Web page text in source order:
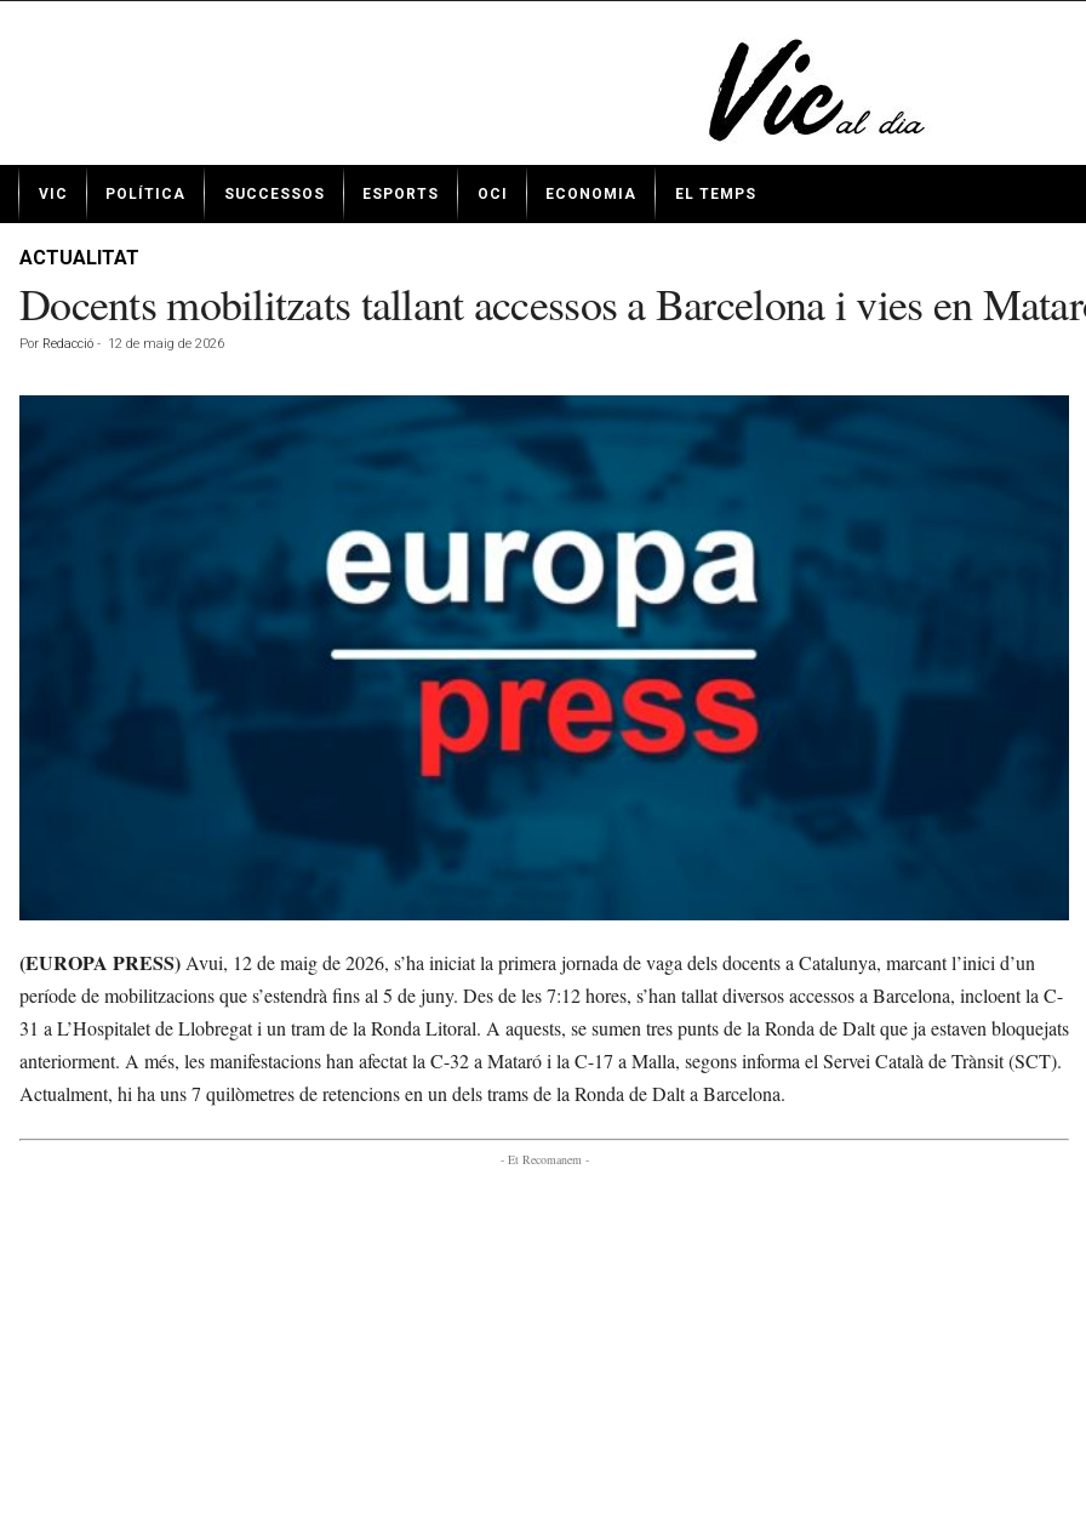
t
VIC POLÍTICA SUCCESSOS ESPORTS OCI ECONOMIA EL TEMPS
ACTUALITAT
Docents mobilitzats tallant accessos a Barcelona i vies en
Por Redacció - 12 de maig de 2026
(EUROPA PRESS) Avui, 12 de maig de 2026, s’ha iniciat la primera jornada de vaga dels docents a Catalunya, marcant l’inici d’un
període de mobilitzacions que s’estendrà fins al 5 de juny. Des de les 7:12 hores, s’han tallat diversos accessos a Barcelona, incloent la C-
31 a L’Hospitalet de Llobregat i un tram de la Ronda Litoral. A aquests, se sumen tres punts de la Ronda de Dalt que ja estaven bloquejats
anteriorment. A més, les manifestacions han afectat la C-32 a Mataró i la C-17 a Malla, segons informa el Servei Català de Trànsit (SCT).
Actualment, hi ha uns 7 quilòmetres de retencions en un dels trams de la Ronda de Dalt a Barcelona.
- Et Recomanem -